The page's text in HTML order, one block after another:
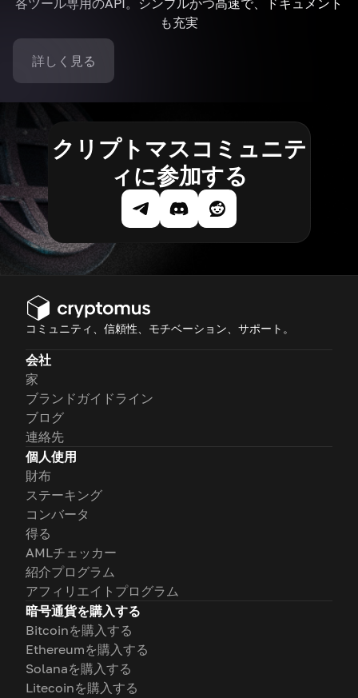
各ツール専用のAPI。シンプルかつ高速で、ドキュメント
も充実
詳しく見る
クリプトマスコミュニテ
ィに参加する
コミュニティ、信頼性、モチベーション、サポート。
会社
家
ブランドガイドライン
ブログ
連絡先
個人使用
財布
ステーキング
コンバータ
得る
AMLチェッカー
紹介プログラム
アフィリエイトプログラム
暗号通貨を購入する
Bitcoinを購入する
Ethereumを購入する
Solanaを購入する
Litecoinを購入する